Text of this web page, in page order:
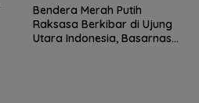
Bendera Merah Putih
Raksasa Berkibar di Ujung
Utara Indonesia, Basarnas